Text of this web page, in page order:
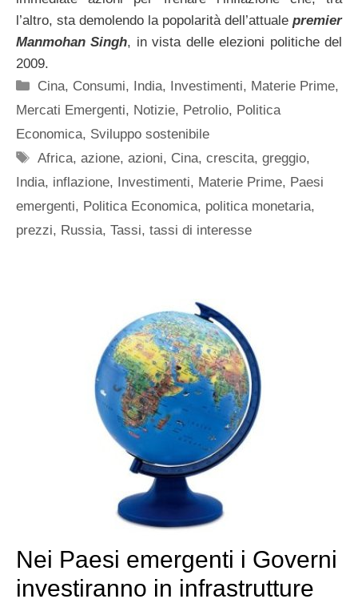
l’altro, sta demolendo la popolarità dell’attuale premier
Manmohan Singh, in vista delle elezioni politiche del
2009.
Categorie
Cina, Consumi, India, Investimenti, Materie Prime,
Mercati Emergenti, Notizie, Petrolio, Politica
Economica, Sviluppo sostenibile
Tag
Africa,azione,azioni, Cina,crescita,greggio,
India, inflazione, Investimenti, Materie Prime, Paesi
emergenti, Politica Economica, politica monetaria,
prezzi, Russia, Tassi, tassi di interesse
Nei Paesi emergenti i Governi
investiranno in infrastrutture